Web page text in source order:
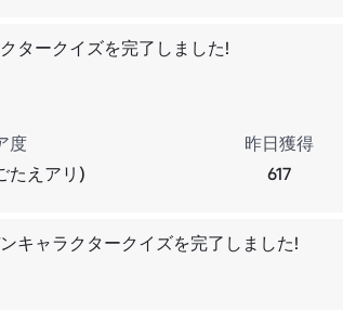
タークイズを完了しました!
度
たえアリ)
昨日獲得
617
キャラクタークイズを完了しました!